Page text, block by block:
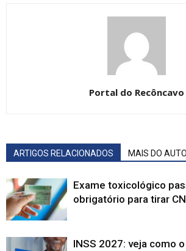
Portal do Recôncavo
ARTIGOS RELACIONADOS MAIS DO
Exame toxicológico
obrigatório para tirar
INSS 2027: veja como